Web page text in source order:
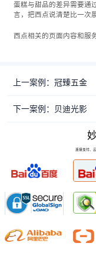
蛋糕与甜品的差异需要通
言，把西点说清楚比一次
西点相关的页面内容和服
上一案例：冠臻五金
下一案例：贝迪光影
连接支付、